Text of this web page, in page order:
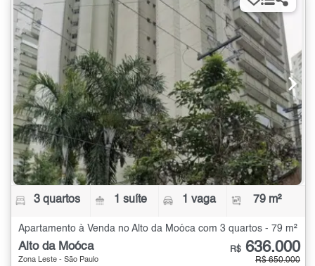
3 quartos 1 suíte 1 vaga 79 m²
Apartamento à Venda no Alto da Moóca com 3 quartos - 79 m²
Alto da Moóca
Zona Leste - São Paulo
R$ 636.000
R$ 650.000